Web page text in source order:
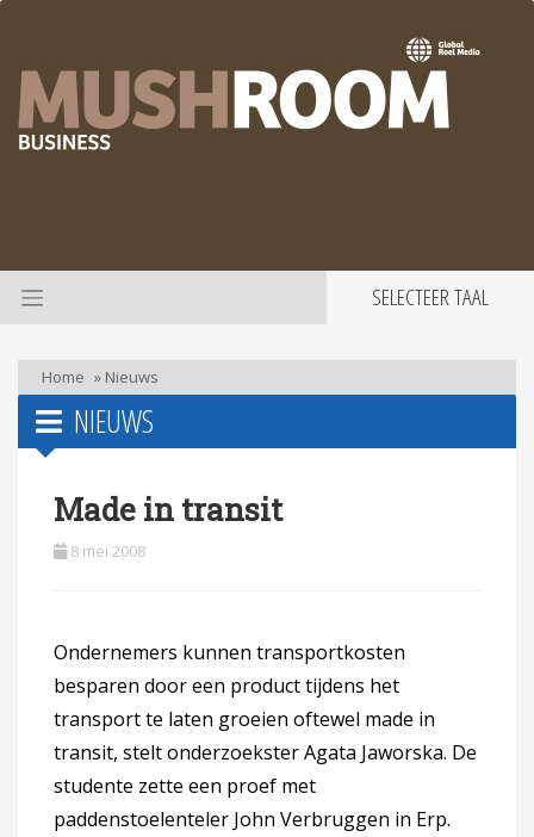
SELECTEER TAAL
Home » Nieuws
NIEUWS
Made in transit
8 mei 2008
Ondernemers kunnen transportkosten
besparen door een product tijdens het
transport te laten groeien oftewel made in
transit, stelt onderzoekster Agata Jaworska. De
studente zette een proef met
paddenstoelenteler John Verbruggen in Erp.